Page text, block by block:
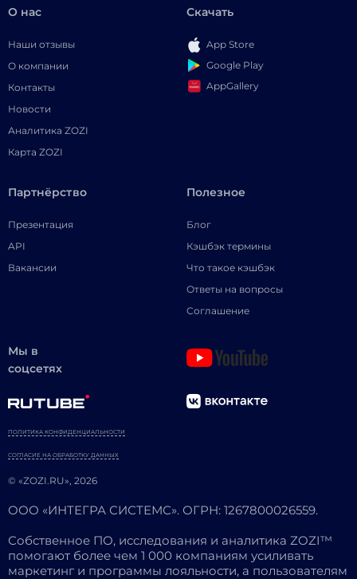
О нас
Наши отзывы
О компании
Контакты
Новости
Аналитика ZOZI
Карта ZOZI
Скачать
App Store
Google Play
AppGallery
Партнёрство
Презентация
API
Вакансии
Полезное
Блог
Кэшбэк термины
Что такое кэшбэк
Ответы на вопросы
Соглашение
Мы в
соцсетях
© «ZOZI.RU», 2026
ПОЛИТИКА КОНФИДЕНЦИАЛЬНОСТИ
СОГЛАСИЕ НА ОБРАБОТКУ ДАННЫХ
ООО «ИНТЕГРА СИСТЕМС». ОГРН: 1267800026559.
Собственное ПО, исследования и аналитика ZOZI™
помогают более чем 1 000 компаниям усиливать
маркетинг и программы лояльности, а пользователям